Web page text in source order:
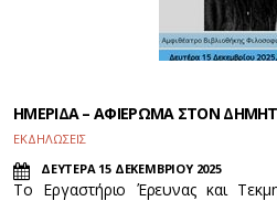
ΗΜΕΡΙΔΑ – ΑΦΙΕΡΩΜΑ ΣΤΟΝ
ΕΚΔΗΛΩΣΕΙΣ
ΔΕΥΤΕΡΑ 15 ΔΕΚΕΜΒΡΙΟΥ 2025
Το Εργαστήριο Έρευνας και